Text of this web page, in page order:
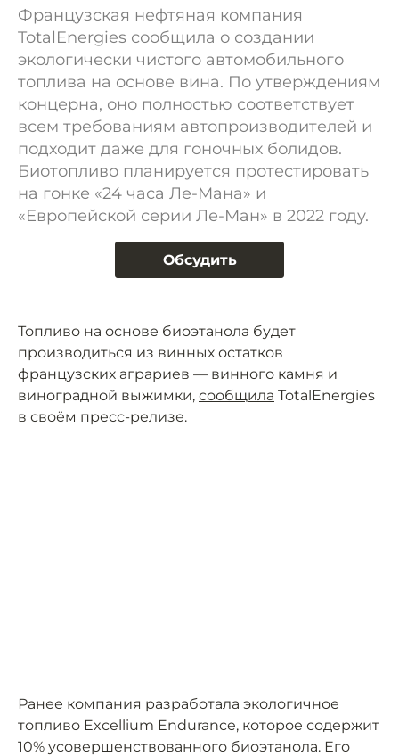
Французская нефтяная компания
TotalEnergies сообщила о создании
экологически чистого автомобильного
топлива на основе вина. По утверждениям
концерна, оно полностью соответствует
всем требованиям автопроизводителей и
подходит даже для гоночных болидов.
Биотопливо планируется протестировать
на гонке «24 часа Ле-Мана» и
«Европейской серии Ле-Ман» в 2022 году.
Обсудить
Топливо на основе биоэтанола будет
производиться из винных остатков
французских аграриев — винного камня и
виноградной выжимки, сообщила TotalEnergies
в своём пресс-релизе.
Ранее компания разработала экологичное
топливо Excellium Endurance, которое содержит
10% усовершенствованного биоэтанола. Его